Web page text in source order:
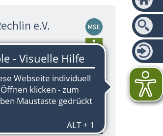
e.V.
zur größten und
1917 – 1945
für
Schiffbau,
als auch